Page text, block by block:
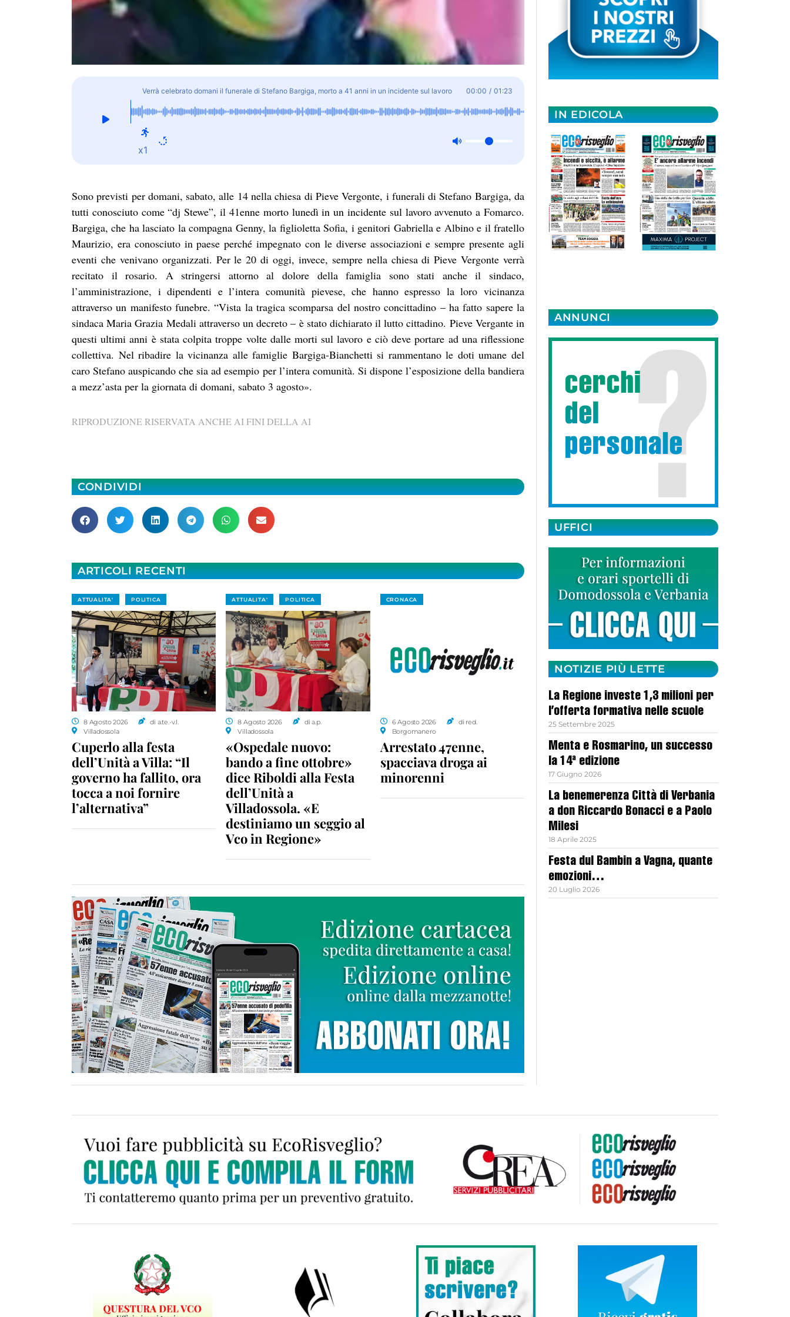
Verrà celebrato domani il funerale di Stefano Bargiga, morto a 41 anni in un incidente sul lavoro 00:00 / 01:23
x1
Sono previsti per domani, sabato, alle 14 nella chiesa di Pieve Vergonte, i funerali di Stefano Bargiga, da
tutti conosciuto come “dj Stewe”, il 41enne morto lunedì in un incidente sul lavoro avvenuto a Fomarco.
Bargiga, che ha lasciato la compagna Genny, la figlioletta Sofia, i genitori Gabriella e Albino e il fratello
Maurizio, era conosciuto in paese perché impegnato con le diverse associazioni e sempre presente agli
eventi che venivano organizzati. Per le 20 di oggi, invece, sempre nella chiesa di Pieve Vergonte verrà
recitato il rosario. A stringersi attorno al dolore della famiglia sono stati anche il sindaco,
l’amministrazione, i dipendenti e l’intera comunità pievese, che hanno espresso la loro vicinanza
attraverso un manifesto funebre. “Vista la tragica scomparsa del nostro concittadino – ha fatto sapere la
sindaca Maria Grazia Medali attraverso un decreto – è stato dichiarato il lutto cittadino. Pieve Vergante in
questi ultimi anni è stata colpita troppe volte dalle morti sul lavoro e ciò deve portare ad una riflessione
collettiva. Nel ribadire la vicinanza alle famiglie Bargiga-Bianchetti si rammentano le doti umane del
caro Stefano auspicando che sia ad esempio per l’intera comunità. Si dispone l’esposizione della bandiera
a mezz’asta per la giornata di domani, sabato 3 agosto».
RIPRODUZIONE RISERVATA ANCHE AI FINI DELLA AI
CONDIVIDI
ARTICOLI RECENTI
ATTUALITA' POLITICA
8 Agosto 2026
di a.te.-v.l.
Villadossola
Cuperlo alla festa
dell’Unità a Villa: “Il
governo ha fallito, ora
tocca a noi fornire
l’alternativa”
ATTUALITA' POLITICA
8 Agosto 2026
di a.p.
Villadossola
«Ospedale nuovo:
bando a fine ottobre»
dice Riboldi alla Festa
dell’Unità a
Villadossola. «E
destiniamo un seggio al
Vco in Regione»
CRONACA
6 Agosto 2026
di red.
Borgomanero
Arrestato 47enne,
spacciava droga ai
minorenni
IN EDICOLA
ANNUNCI
UFFICI
NOTIZIE PIÙ LETTE
La Regione investe 1,3 milioni per
l’offerta formativa nelle scuole
25 Settembre 2025
Menta e Rosmarino, un successo
la 14ª edizione
17 Giugno 2026
La benemerenza Città di Verbania
a don Riccardo Bonacci e a Paolo
Milesi
18 Aprile 2025
Festa dul Bambin a Vagna, quante
emozioni…
20 Luglio 2026